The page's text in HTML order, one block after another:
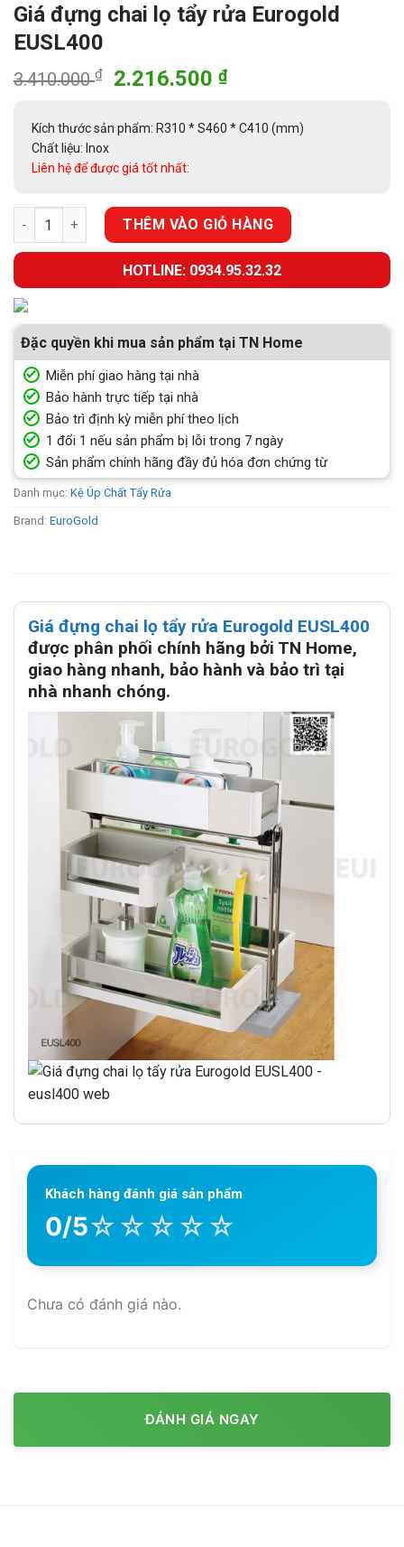
Giá đựng chai lọ tẩy rửa Eurogold
EUSL400
3.410.000₫
Giá
là:
3.410.000 ₫.
2.216.500 ₫Giá
tại
Kích thước sản phẩm: R310 * S460 * C410 (mm)
Chất liệu: Inox
Liên hệ để được giá tốt nhất:
Giá đựng chai lọ tẩy rửa Eurogold EUSL400 số lượng
THÊM VÀO GIỎ HÀNG
HOTLINE: 0934.95.32.32
Đặc quyền khi mua sản phẩm tại TN Home
Miễn phí giao hàng tại nhà
Bảo hành trực tiếp tại nhà
Bảo trì định kỳ miễn phí theo lịch
1 đổi 1 nếu sản phẩm bị lỗi trong 7 ngày
Sản phẩm chính hãng đầy đủ hóa đơn chứng từ
Danh mục: Kệ Úp Chất Tẩy Rửa
Brand: EuroGold
Giá đựng chai lọ tẩy rửa Eurogold EUSL400
được phân phối chính hãng bởi TN Home,
giao hàng nhanh, bảo hành và bảo trì tại
nhà nhanh chóng.
Khách hàng đánh giá sản phẩm
0/5☆ ☆ ☆ ☆ ☆
Chưa có đánh giá nào.
ĐÁNH GIÁ NGAY